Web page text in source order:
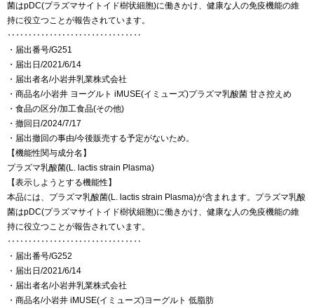
菌はpDC(プラズマサイトイド樹状細胞)に働きかけ、健康な人の免疫機能の維
持に役立つことが報告されています。
‥‥‥‥‥‥‥‥‥‥‥‥‥‥‥‥
・届出番号/G251
・届出日/2021/6/14
・届出者名/小岩井乳業株式会社
・商品名/小岩井 ヨーグルト iMUSE(イミューズ)プラズマ乳酸菌 甘さ控えめ
・食品の区分/加工食品(その他)
・撤回日/2024/7/17
・届出撤回の事由/今後販売する予定がないため。
【機能性関与成分名】
プラズマ乳酸菌(L. lactis strain Plasma)
【表示しようとする機能性】
本品には、プラズマ乳酸菌(L. lactis strain Plasma)が含まれます。プラズマ乳酸
菌はpDC(プラズマサイトイド樹状細胞)に働きかけ、健康な人の免疫機能の維
持に役立つことが報告されています。
‥‥‥‥‥‥‥‥‥‥‥‥‥‥‥‥
・届出番号/G252
・届出日/2021/6/14
・届出者名/小岩井乳業株式会社
・商品名/小岩井 iMUSE(イミューズ)ヨーグルト 低脂肪